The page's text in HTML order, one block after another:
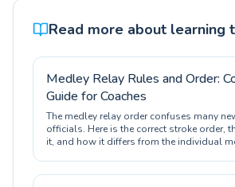
Read more about learning
Medley Relay Rules and Order:
Guide for Coaches
The medley relay order confuses many
officials. Here is the correct stroke order,
it, and how it differs from the individual